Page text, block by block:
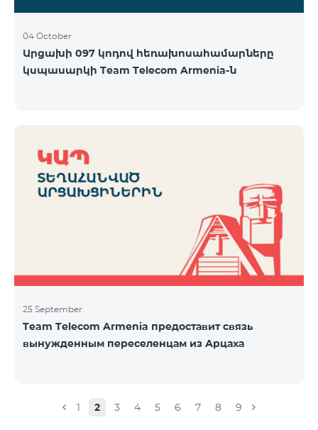
04 October
Արցախի 097 կոդով հեռախոսահամարները
կսպասարկի Team Telecom Armenia-ն
25 September
Team Telecom Armenia предоставит связь
вынужденным переселенцам из Арцаха
1 2 3 4 5 6 7 8 9